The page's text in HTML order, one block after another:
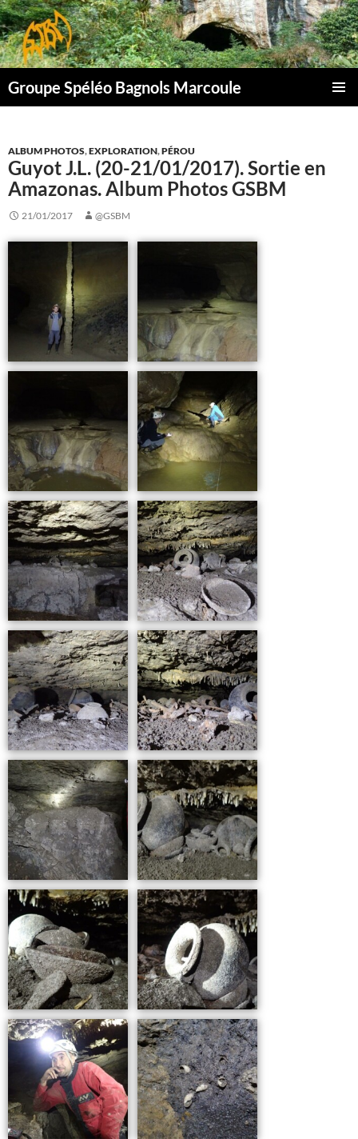
Aller
au
contenu
Groupe Spéléo Bagnols Marcoule
ALBUM PHOTOS,EXPLORATION,PÉROU
Guyot J.L. (20-21/01/2017). Sortie en
Amazonas. Album Photos GSBM
21/01/2017 @GSBM